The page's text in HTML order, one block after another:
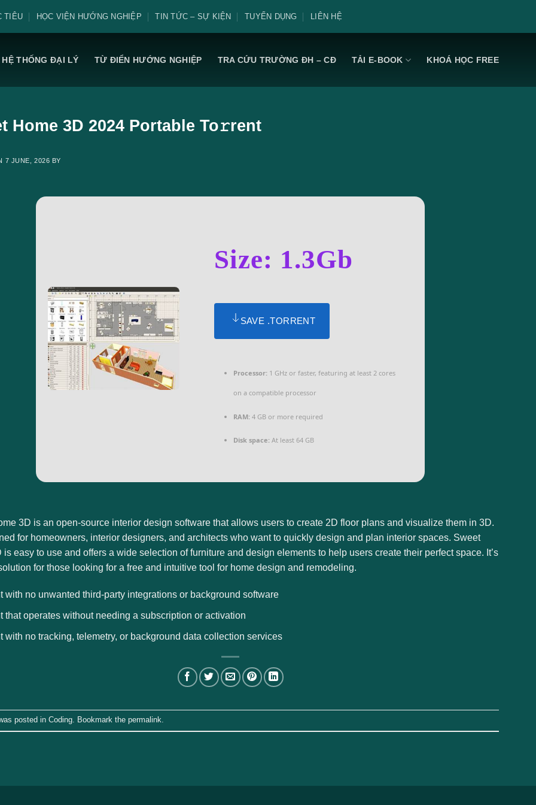
TIÊU HỌC VIỆN HƯỚNG NGHIỆP TIN TỨC – SỰ KIỆN TUYỂN DỤNG LIÊN HỆ
HỆ THỐNG ĐẠI LÝ TỪ ĐIỂN HƯỚNG NGHIỆP TRA CỨU TRƯỜNG ĐH – CĐ TẢI E-BOOK KHOÁ HỌC FREE
Home 3D 2024 Portable To𝚛rent
7 JUNE, 2026 BY
Size: 1.3Gb
SAVE .TORRENT
Processor:1 GHz or faster, featuring at least 2 cores
on a compatible processor
RAM:4 GB or more required
Disk space:At least 64 GB
3D is an open-source interior design software that allows users to create 2D floor plans and visualize them in 3D.
for homeowners, interior designers, and architects who want to quickly design and plan interior spaces. Sweet
is easy to use and offers a wide selection of furniture and design elements to help users create their perfect space. It’s
for those looking for a free and intuitive tool for home design and remodeling.
with no unwanted third-party integrations or background software
that operates without needing a subscription or activation
with no tracking, telemetry, or background data collection services
posted in Coding . Bookmark the permalink